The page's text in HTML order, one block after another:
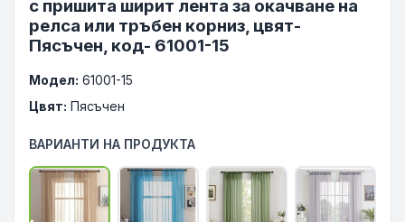
с пришита ширит лента за окачване на
релса или тръбен корниз, цвят-
Пясъчен, код- 61001-15
Модел: 61001-15
Цвят: Пясъчен
ВАРИАНТИ НА ПРОДУКТА